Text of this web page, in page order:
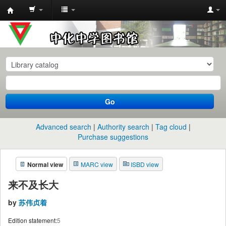
中
化
中
学
图
书
馆
目
录
Go
Advanced search Authority search
Tag cloud
Purchase suggestions
Normal view MARC view ISBD view
来不及长大
by 苏伟贞着
Edition statement:5